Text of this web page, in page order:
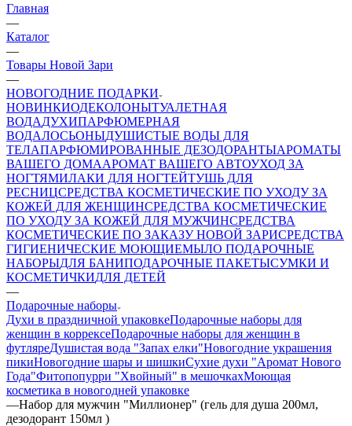
Главная
—
Каталог
—
Товары Новой Зари
—
НОВОГОДНИЕ ПОДАРКИ
НОВИНКИОДЕКОЛОНЫТУАЛЕТНАЯ
ВОДАДУХИПАРФЮМЕРНАЯ
ВОДАЛОСЬОНЫДУШИСТЫЕ ВОДЫ ДЛЯ
ТЕЛАПАРФЮМИРОВАННЫЕ ДЕЗОДОРАНТЫАРОМАТЫ
ВАШЕГО ДОМААРОМАТ ВАШЕГО АВТОУХОД ЗА
НОГТЯМИЛАКИ ДЛЯ НОГТЕЙТУШЬ ДЛЯ
РЕСНИЦСРЕДСТВА КОСМЕТИЧЕСКИЕ ПО УХОДУ ЗА
КОЖЕЙ ДЛЯ ЖЕНЩИНСРЕДСТВА КОСМЕТИЧЕСКИЕ
ПО УХОДУ ЗА КОЖЕЙ ДЛЯ МУЖЧИНСРЕДСТВА
КОСМЕТИЧЕСКИЕ ПО ЗАКАЗУ НОВОЙ ЗАРИСРЕДСТВА
ГИГИЕНИЧЕСКИЕ МОЮЩИЕМЫЛО ПОДАРОЧНЫЕ
НАБОРЫДЛЯ БАНИПОДАРОЧНЫЕ ПАКЕТЫСУМКИ И
КОСМЕТИЧКИДЛЯ ДЕТЕЙ
—
Подарочные наборы
Духи в праздничной упаковкеПодарочные наборы для
женщин в коррексеПодарочные наборы для женщин в
футляреДушистая вода "Запах елки"Новогодние украшения
пикиНовогодние шары и шишкиСухие духи "Аромат Нового
Года"Фитопопурри "Хвойный" в мешочкахМоющая
косметика в новогодней упаковке
—Набор для мужчин "Миллионер" (гель для душа 200мл,
дезодорант 150мл )